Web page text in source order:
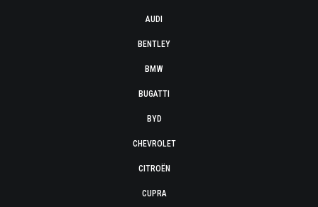
AUDI
BENTLEY
BMW
BUGATTI
BYD
CHEVROLET
CITROËN
CUPRA